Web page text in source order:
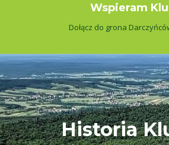
Wspieram
Dołącz do grona
Historia